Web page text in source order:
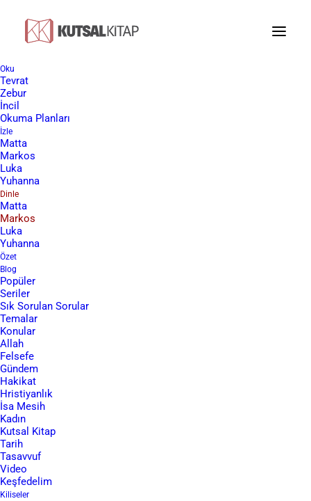
Oku
Tevrat
Zebur
İncil
Okuma Planları
İzle
Matta
Markos
Luka
Yuhanna
Dinle
Matta
Markos
Luka
Yuhanna
Özet
Blog
Popüler
Seriler
Sık Sorulan Sorular
Temalar
Konular
Allah
Felsefe
Gündem
Hakikat
Hristiyanlık
İsa Mesih
Kadın
Kutsal Kitap
Tarih
Tasavvuf
Video
Keşfedelim
Kiliseler
Sevgili ziyaretçimiz, bu sayfamızda İncil’in Markos
Bölümü’nü dinleyebilirsiniz. Dilerseniz bu sayfadan
dinleyebilirsiniz ancak önerimiz aşağıdaki linklerden
SoundCloud programını indirmenizdir. Bu şekilde daha
iyi bir dinleme deneyimine sahip olacaksınız.
Eğer kargo dahil ücretsiz İncil almak isterseniz
aşağıdaki
seyirler diliyoruz.